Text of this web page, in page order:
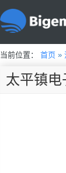
当前位置： 首页»
太平镇电